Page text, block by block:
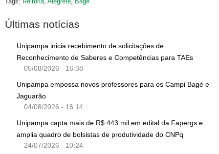
Últimas notícias
Unipampa inicia recebimento de solicitações de
Reconhecimento de Saberes e Competências para TAEs
05/08/2026 - 16:38
Unipampa empossa novos professores para os Campi Bagé e
Jaguarão
04/08/2026 - 16:14
Unipampa capta mais de R$ 443 mil em edital da Fapergs e
amplia quadro de bolsistas de produtividade do CNPq
24/07/2026 - 10:24